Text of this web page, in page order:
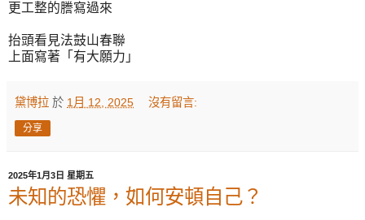
更工整的謄寫過來
抬頭看見法鼓山春聯
上面寫著「有大願力」
黛博拉 於 1月 12, 2025 沒有留言:
分享
2025年1月3日 星期五
未知的恐懼，如何安頓自己？